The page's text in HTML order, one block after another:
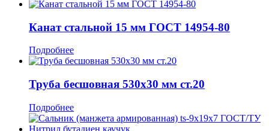
Канат стальной 15 мм ГОСТ 14954-80
Подробнее
Труба бесшовная 530x30 мм ст.20
Подробнее